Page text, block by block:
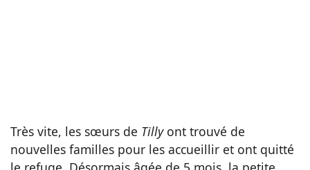
Très vite, les sœurs de Tilly ont trouvé de
nouvelles familles pour les accueillir et ont quitté